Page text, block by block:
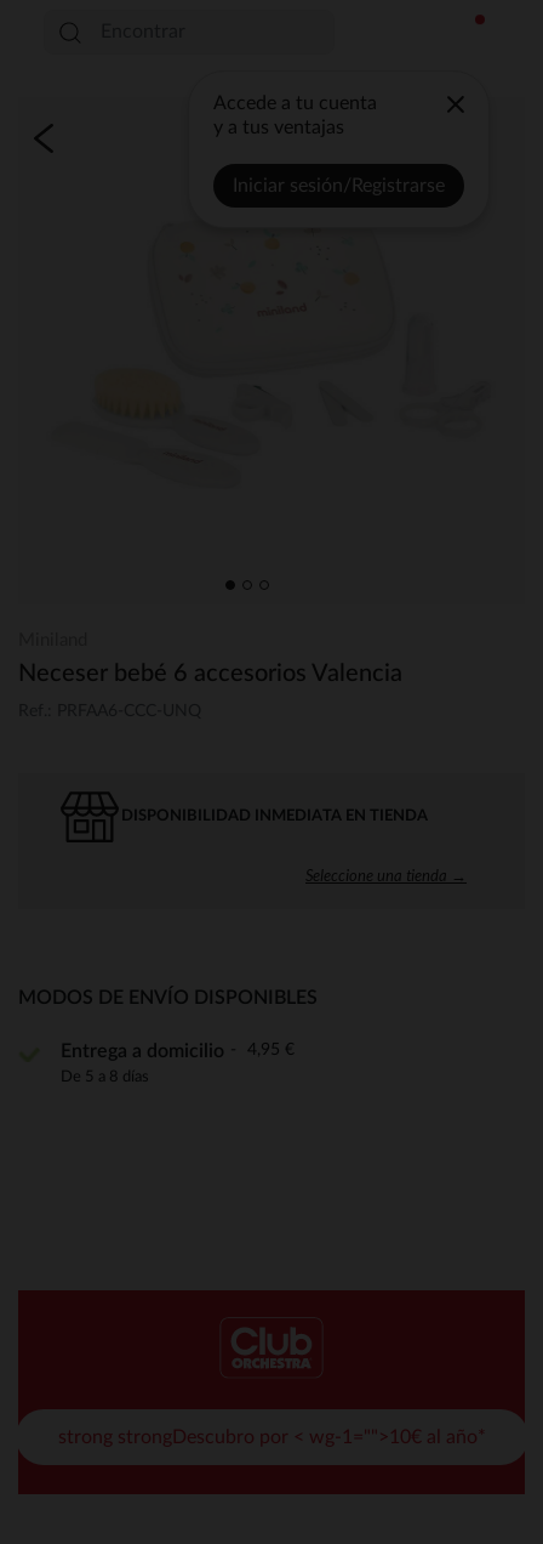
Accede a tu cuenta
y a tus ventajas
Iniciar sesión/Registrarse
Neceser bebé 6 accesorios Valencia
DISPONIBILIDAD INMEDIATA EN TIENDA
Seleccione una tienda →
MODOS DE ENVÍO DISPONIBLES
Entrega a domicilio 4,95 €
De 5 a 8 días
strong strongDescubro por < wg-1="">10€ al año*